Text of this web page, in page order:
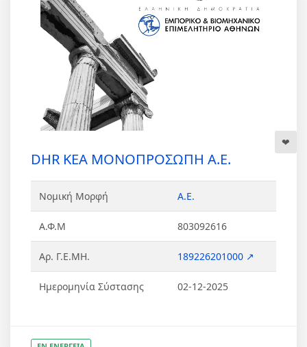
DHR KEA ΜΟΝΟΠΡΟΣΩΠΗ Α.Ε.
Νομική Μορφή Α.Ε.
Α.Φ.Μ 803092616
Αρ. Γ.Ε.ΜΗ. 189226201000 ↗
Ημερομηνία Σύστασης 02-12-2025